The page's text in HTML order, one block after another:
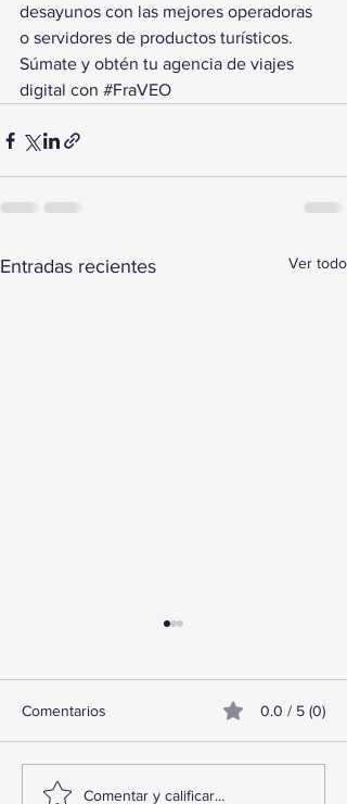
desayunos con las mejores operadoras
o servidores de productos turísticos.
Súmate y obtén tu agencia de viajes
digital con #FraVEO
Entradas recientes Ver todo
TourTravelynByFraveo
Comentarios 0.0 / 5 (0)
Comentar y calificar...